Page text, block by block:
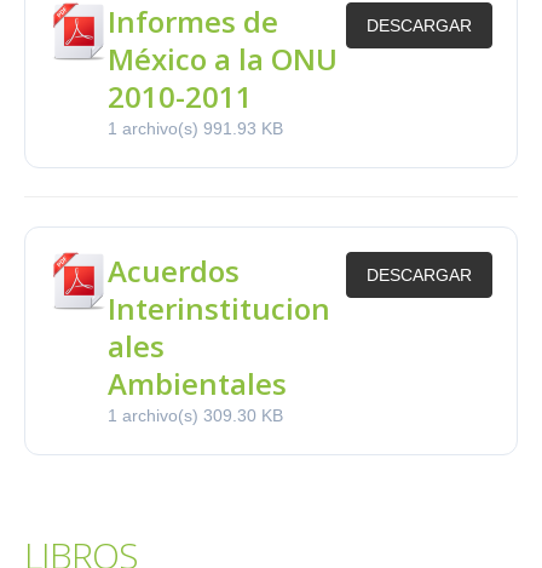
Informes de
México a la ONU
2010-2011
1 archivo(s) 991.93 KB
DESCARGAR
Acuerdos
Interinstitucion
ales
Ambientales
1 archivo(s) 309.30 KB
DESCARGAR
LIBROS